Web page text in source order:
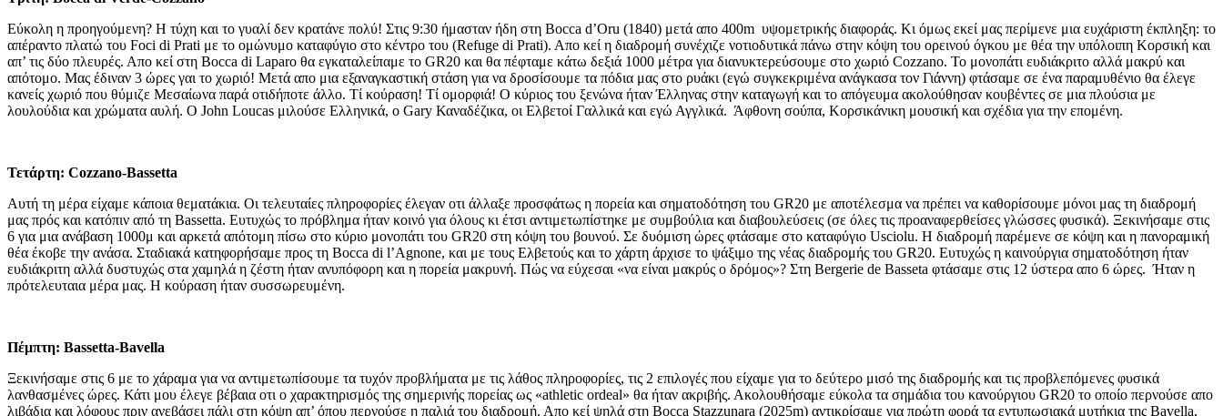
Εύκολη η προηγούμενη? Η τύχη και το γυαλί δεν κρατάνε πολύ! Στις 9:30 ήμασταν ήδη στη Bocca d’Oru (1840) μετά απο 400m υψομετρικής διαφοράς. Κι όμως εκεί μας περίμενε μια ευχάριστη έκπληξη: το
απέραντο πλατώ του Foci di Prati με το ομώνυμο καταφύγιο στο κέντρο του (Refuge di Prati). Απο κεί η διαδρομή συνέχιζε νοτιοδυτικά πάνω στην κόψη του ορεινού όγκου με θέα την υπόλοιπη Κορσική και
απ’ τις δύο πλευρές. Απο κεί στη Βocca di Laparo θα εγκαταλείπαμε το GR20 και θα πέφταμε κάτω δεξιά 1000 μέτρα για διανυκτερεύσουμε στο χωριό Cozzano. To μονοπάτι ευδιάκριτο αλλά μακρύ και
απότομο. Μας έδιναν 3 ώρες γαι το χωριό! Μετά απο μια εξαναγκαστική στάση για να δροσίσουμε τα πόδια μας στο ρυάκι (εγώ συγκεκριμένα ανάγκασα τον Γιάννη) φτάσαμε σε ένα παραμυθένιο θα έλεγε
κανείς χωριό που θύμιζε Μεσαίωνα παρά οτιδήποτε άλλο. Τί κούραση! Τί ομορφιά! Ο κύριος του ξενώνα ήταν Έλληνας στην καταγωγή και το απόγευμα ακολούθησαν κουβέντες σε μια πλούσια με
λουλούδια και χρώματα αυλή. Ο John Loucas μιλούσε Ελληνικά, ο Gary Καναδέζικα, οι Ελβετοί Γαλλικά και εγώ Αγγλικά. Άφθονη σούπα, Κορσικάνικη μουσική και σχέδια για την επομένη.
Τετάρτη: Cozzano-Bassetta
Αυτή τη μέρα είχαμε κάποια θεματάκια. Οι τελευταίες πληροφορίες έλεγαν οτι άλλαξε προσφάτως η πορεία και σηματοδότηση του GR20 με αποτέλεσμα να πρέπει να καθορίσουμε μόνοι μας τη διαδρομή
μας πρός και κατόπιν από τη Bassetta. Ευτυχώς το πρόβλημα ήταν κοινό για όλους κι έτσι αντιμετωπίστηκε με συμβούλια και διαβουλεύσεις (σε όλες τις προαναφερθείσες γλώσσες φυσικά). Ξεκινήσαμε στις
6 για μια ανάβαση 1000μ και αρκετά απότομη πίσω στο κύριο μονοπάτι του GR20 στη κόψη του βουνού. Σε δυόμιση ώρες φτάσαμε στο καταφύγιο Usciolu. H διαδρομή παρέμενε σε κόψη και η πανοραμική
θέα έκοβε την ανάσα. Σταδιακά κατηφορήσαμε προς τη Bocca di l’Agnone, και με τους Ελβετούς και το χάρτη άρχισε το ψάξιμο της νέας διαδρομής του GR20. Ευτυχώς η καινούργια σηματοδότηση ήταν
ευδιάκριτη αλλά δυστυχώς στα χαμηλά η ζέστη ήταν ανυπόφορη και η πορεία μακρυνή. Πώς να εύχεσαι «να είναι μακρύς ο δρόμος»? Στη Bergerie de Basseta φτάσαμε στις 12 ύστερα απο 6 ώρες. Ήταν η
πρότελευταια μέρα μας. Η κούραση ήταν συσσωρευμένη.
Πέμπτη: Bassetta-Bavella
Ξεκινήσαμε στις 6 με το χάραμα για να αντιμετωπίσουμε τα τυχόν προβλήματα με τις λάθος πληροφορίες, τις 2 επιλογές που είχαμε για το δεύτερο μισό της διαδρομής και τις προβλεπόμενες φυσικά
λανθασμένες ώρες. Κάτι μου έλεγε βέβαια οτι ο χαρακτηρισμός της σημερινής πορείας ως «athletic ordeal» θα ήταν ακριβής. Ακολουθήσαμε εύκολα τα σημάδια του κανούργιου GR20 το οποίο περνούσε απο
λιβάδια και λόφους πριν ανεβάσει πάλι στη κόψη απ’ όπου περνούσε η παλιά του διαδρομή. Απο κεί ψηλά στη Bocca Stazzunara (2025m) αντικρίσαμε για πρώτη φορά τα εντυπωσιακά μυτήκια της Bavella,